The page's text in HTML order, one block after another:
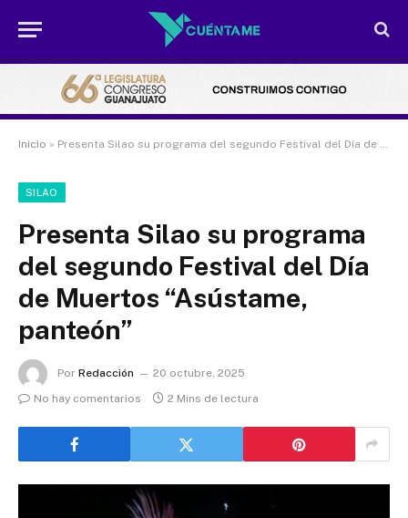
Inicio » Presenta Silao su programa del segundo Festival del Día de Muertos “Asústame, panteón”
SILAO
Presenta Silao su programa
del segundo Festival del Día
de Muertos “Asústame,
panteón”
Por Redacción
20 octubre, 2025
No hay comentarios
2 Mins de lectura